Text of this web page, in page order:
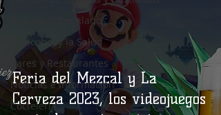
Bebidas y Destilados
El Alcohol y la Salud
Bares y Restaurantes
Noticias e Información
Coctelería
Feria del Mezcal y La
Cerveza 2023, los videojuegos